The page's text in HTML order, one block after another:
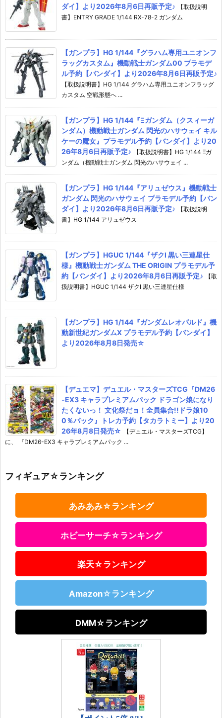
ダイ】より2026年8月6日再販予定♪
【取扱説明
書】ENTRY GRADE 1/144 RX-78-2 ガンダム
【ガンプラ】HG 1/144『グラハム専用ユニオンフ
ラッグカスタム』機動戦士ガンダム00 プラモデ
ル予約【バンダイ】より2026年8月6日再販予定♪
【取扱説明書】HG 1/144 グラハム専用ユニオンフラッグ
カスタム 空戦形態へ ...
【ガンプラ】HG 1/144『Ξガンダム（クスィーガ
ンダム）機動戦士ガンダム 閃光のハサウェイ キル
ケーの魔女』プラモデル予約【バンダイ】より20
26年8月6日再販予定♪
【取扱説明書】HG 1/144 Ξガ
ンダム（機動戦士ガンダム 閃光のハサウェイ ...
【ガンプラ】HG 1/144『アリュゼウス』機動戦士
ガンダム 閃光のハサウェイ プラモデル予約【バン
ダイ】より2026年8月6日再販予定♪
【取扱説明
書】HG 1/144 アリュゼウス
【ガンプラ】HGUC 1/144『ザクI 黒い三連星仕
様』機動戦士ガンダム THE ORIGIN プラモデル予
約【バンダイ】より2026年8月6日再販予定♪
【取
扱説明書】HGUC 1/144 ザクI 黒い三連星仕様
【ガンプラ】HG 1/144『ガンダムレオパルド』機
動新世紀ガンダムX プラモデル予約【バンダイ】
より2026年8月8日発売☆
【デュエマ】デュエル・マスターズTCG『DM26
-EX3 キャラプレミアムパック ドラゴン娘になり
たくないっ！ 文化祭だョ！全員集合!!ドラ娘10
0％パック』トレカ予約【タカラトミー】より20
26年8月8日発売☆
【デュエル・マスターズTCG】
に、 『DM26-EX3 キャラプレミアムパック ...
フィギュア☆ランキング
あみあみ☆ランキング
ホビーサーチ☆ランキング
楽天☆ランキング
Amazon☆ランキング
DMM☆ランキング